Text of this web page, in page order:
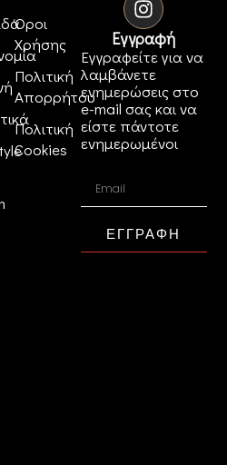
Όροι
Χρήσης
Πολιτική
Απορρήτου
Πολιτική
Cookies
Εγγραφή
Εγγραφείτε για να
λαμβάνετε
ενημερώσεις στο
e-mail σας και να
είστε πάντοτε
ενημερωμένοι
ΕΓΓΡΑΦΗ